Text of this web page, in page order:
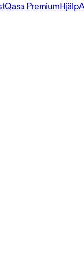
Qasa PremiumHjälp